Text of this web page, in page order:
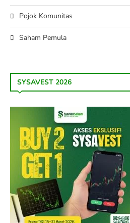
Pojok Komunitas
Saham Pemula
SYSAVEST 2026